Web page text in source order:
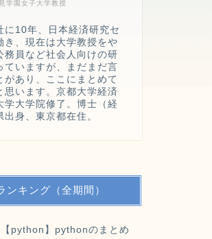
学園女子大学教授
に10年、日本経済研究セ
き、現在は大学教授をや
務員など社会人向けの研
ていますが、まだまだ言
があり、ここにまとめて
思います。京都大学経済
学大学院修了。博士（経
身、東京都在住。
ンキング（全期間）
【python】pythonのまとめ